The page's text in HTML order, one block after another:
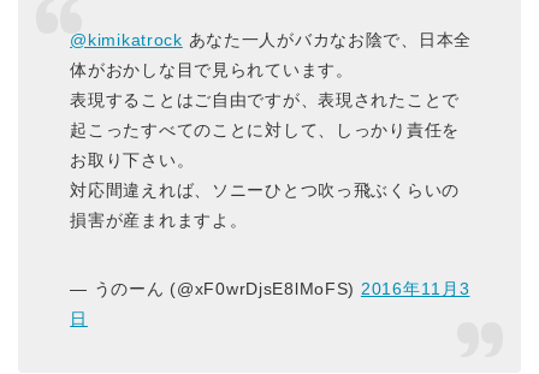
@kimikatrock あなた一人がバカなお陰で、日本全
体がおかしな目で見られています。
表現することはご自由ですが、表現されたことで
起こったすべてのことに対して、しっかり責任を
お取り下さい。
対応間違えれば、ソニーひとつ吹っ飛ぶくらいの
損害が産まれますよ。
— うのーん (@xF0wrDjsE8lMoFS) 2016年11月3
日